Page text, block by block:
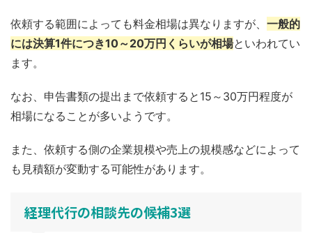
依頼する範囲によっても料金相場は異なりますが、 一般的
には決算1件につき10～20万円くらいが相場といわれてい
ます。
なお、申告書類の提出まで依頼すると15～30万円程度が
相場になることが多いようです。
また、依頼する側の企業規模や売上の規模感などによって
も見積額が変動する可能性があります。
経理代行の相談先の候補3選